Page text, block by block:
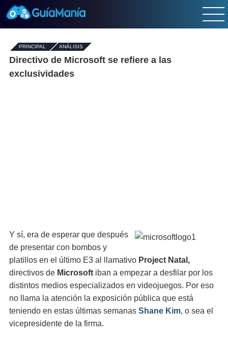
PRINCIPAL - ANÁLISIS
Directivo de Microsoft se refiere a las
exclusividades
Y sí, era de esperar que después
de presentar con bombos y
platillos en el último E3 al llamativo Project Natal,
directivos de Microsoft iban a empezar a desfilar por los
distintos medios especializados en videojuegos. Por eso
no llama la atención la exposición pública que está
teniendo en estas últimas semanas Shane Kim, o sea el
vicepresidente de la firma.